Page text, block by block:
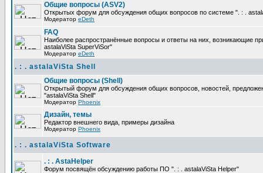
Общие вопросы (ASV2)
Открытых форум для обсуждения общих вопросов по системе ". : .
Модератор eDeth
FAQ
Наиболее распространённые вопросы и ответы на них, возникающие
astalaViSta SuperViSor"
Модератор eDeth
. : . astalaViSta Shell
Общие вопросы (Shell)
Открытый форум для обсуждения общих вопросов, новостей,
"astalaViSta Shell"
Модератор Phoenix
Дизайн, темы
Редактор внешнего вида, примеры дизайна
Модератор Phoenix
. : . astalaViSta Software
. : . AstaHelper
Форум посвящён обсуждению работы ПО ". : . astalaViSta Helper"